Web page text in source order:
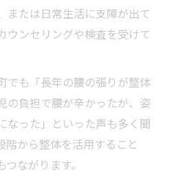
または日常生活に支障が出て
ウンセリングや検査を受けて
でも「長年の腰の張りが整体
の負担で腰が辛かったが、姿
なった」といった声も多く聞
階から整体を活用すること
ながります。